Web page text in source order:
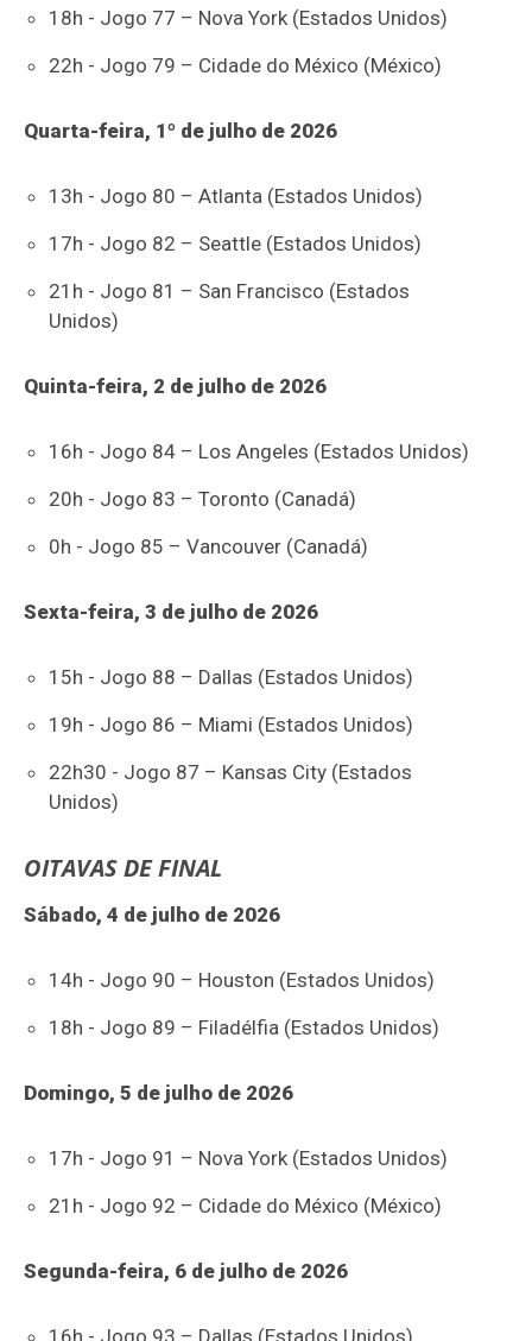
18h - Jogo 77 – Nova York (Estados Unidos)
22h - Jogo 79 – Cidade do México (México)
Quarta-feira, 1º de julho de 2026
13h - Jogo 80 – Atlanta (Estados Unidos)
17h - Jogo 82 – Seattle (Estados Unidos)
21h - Jogo 81 – San Francisco (Estados
Unidos)
Quinta-feira, 2 de julho de 2026
16h - Jogo 84 – Los Angeles (Estados Unidos)
20h - Jogo 83 – Toronto (Canadá)
0h - Jogo 85 – Vancouver (Canadá)
Sexta-feira, 3 de julho de 2026
15h - Jogo 88 – Dallas (Estados Unidos)
19h - Jogo 86 – Miami (Estados Unidos)
22h30 - Jogo 87 – Kansas City (Estados
Unidos)
OITAVAS DE FINAL
Sábado, 4 de julho de 2026
14h - Jogo 90 – Houston (Estados Unidos)
18h - Jogo 89 – Filadélfia (Estados Unidos)
Domingo, 5 de julho de 2026
17h - Jogo 91 – Nova York (Estados Unidos)
21h - Jogo 92 – Cidade do México (México)
Segunda-feira, 6 de julho de 2026